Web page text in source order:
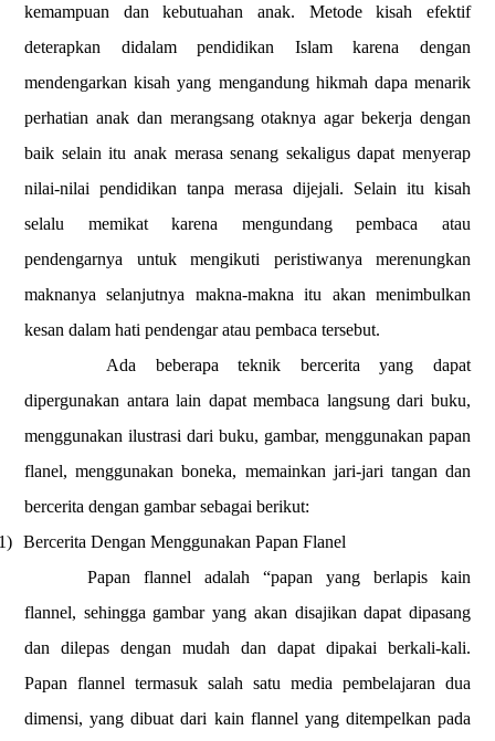
kemampuan dan kebutuahan anak. Metode kisah efektif
deterapkan didalam pendidikan Islam karena dengan
mendengarkan kisah yang mengandung hikmah dapa menarik
perhatian anak dan merangsang otaknya agar bekerja dengan
baik selain itu anak merasa senang sekaligus dapat menyerap
nilai-nilai pendidikan tanpa merasa dijejali. Selain itu kisah
selalu memikat karena mengundang pembaca atau
pendengarnya untuk mengikuti peristiwanya merenungkan
maknanya selanjutnya makna-makna itu akan menimbulkan
kesan dalam hati pendengar atau pembaca tersebut.
Ada beberapa teknik bercerita yang dapat
dipergunakan antara lain dapat membaca langsung dari buku,
menggunakan ilustrasi dari buku, gambar, menggunakan papan
flanel, menggunakan boneka, memainkan jari-jari tangan dan
bercerita dengan gambar sebagai berikut:
Bercerita Dengan Menggunakan Papan Flanel
Papan flannel adalah “papan yang berlapis kain
flannel, sehingga gambar yang akan disajikan dapat dipasang
dan dilepas dengan mudah dan dapat dipakai berkali-kali.
Papan flannel termasuk salah satu media pembelajaran dua
dimensi, yang dibuat dari kain flannel yang ditempelkan pada